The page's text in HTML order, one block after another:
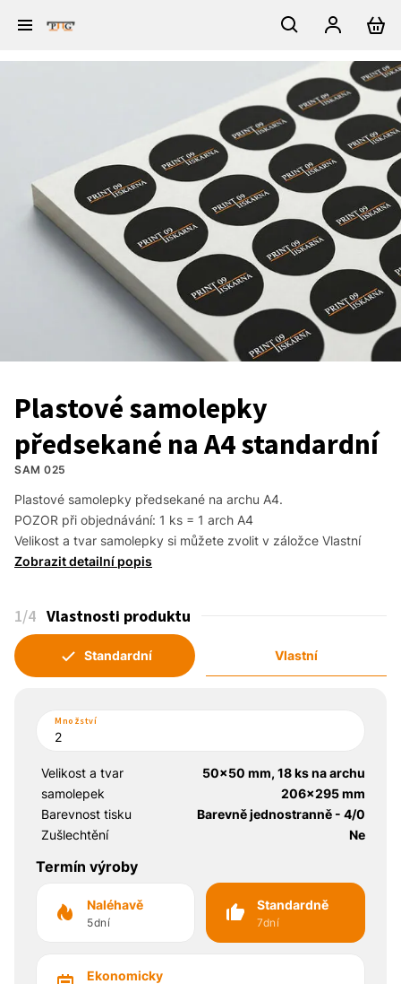
Plastové samolepky
předsekané na A4 standardní
SAM 025
Plastové samolepky předsekané na archu A4.
POZOR při objednávání: 1 ks = 1 arch A4
Velikost a tvar samolepky si můžete zvolit v záložce Vlastní
Zobrazit detailní popis
1/4 Vlastnosti produktu
Standardní Vlastní
Množství
Velikost a tvar
samolepek
50x50 mm, 18 ks na archu
206x295 mm
Barevnost tisku
Barevně jednostranně - 4/0
Zušlechtění
Ne
Termín výroby
Naléhavě
5dní
Standardně
7dní
Ekonomicky